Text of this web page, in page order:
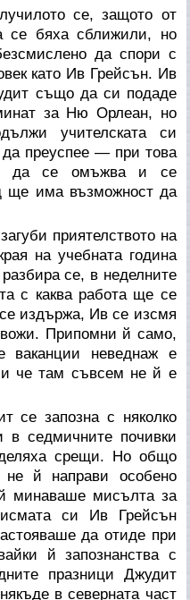
се, защото от
се бяха сближили, но
да спори с
като Ив Грейсън. Ив
също да си подаде
за Ню Орлеан, но
учителската си
преуспее — при това
да се омъжва и се
ще има възможност да
приятелството на
на учебната година
се, в неделните
с каква работа ще се
издържа, Ив се изсмя
Припомни й само,
ваканции неведнаж е
че там съвсем не й е
се запозна с няколко
седмичните почивки
срещи. Но общо
не й направи особено
минаваше мисълта за
си Ив Грейсън
да отиде при
й запознанства с
празници Джудит
в северната част